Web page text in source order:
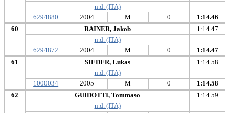
6294880 2004 M
n.d. (ITA)
-
1:14.46
0
60
6294872
RAINER, Jakob
2004 M
n.d. (ITA)
1:14.47
-
1:14.47
0
61
1000034
SIEDER, Lukas
2005 M
n.d. (ITA)
1:14.58
-
1:14.58
0
62
GUIDOTTI, Tommaso
n.d. (ITA)
1:14.59
-